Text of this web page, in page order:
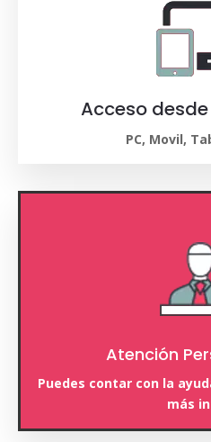
Acceso
PC, Movil,
Atención
Puedes contar con la
más